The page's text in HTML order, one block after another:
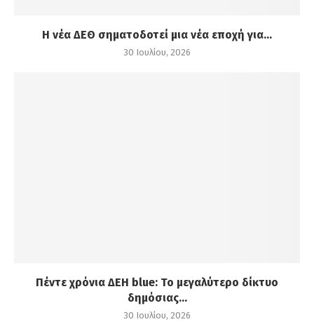
Η νέα ΔΕΘ σηματοδοτεί μια νέα εποχή για...
30 Ιουλίου, 2026
Πέντε χρόνια ΔΕΗ blue: Το μεγαλύτερο δίκτυο
δημόσιας...
30 Ιουλίου, 2026